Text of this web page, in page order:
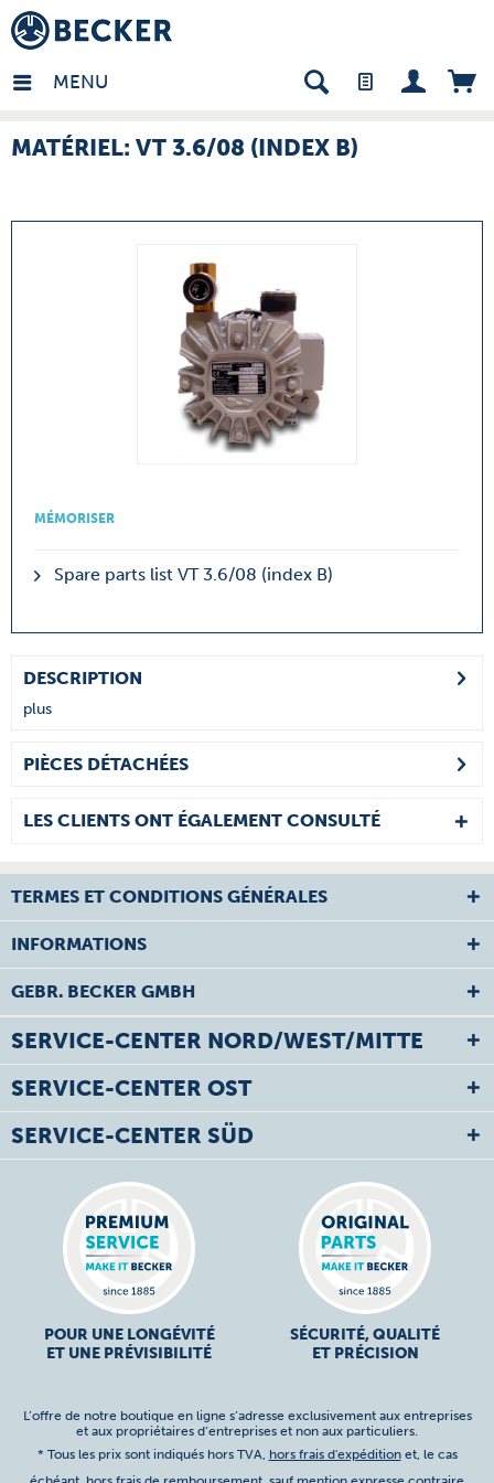
MENU
- FR
MATÉRIEL: VT 3.6/08 (INDEX B)
MÉMORISER
Spare parts list VT 3.6/08 (index B)
DESCRIPTION
plus
PIÈCES DÉTACHÉES
LES CLIENTS ONT ÉGALEMENT CONSULTÉ
TERMES ET CONDITIONS GÉNÉRALES
INFORMATIONS
GEBR. BECKER GMBH
SERVICE-CENTER NORD/WEST/MITTE
SERVICE-CENTER OST
SERVICE-CENTER SÜD
POUR UNE LONGÉVITÉ
ET UNE PRÉVISIBILITÉ
SÉCURITÉ, QUALITÉ
ET PRÉCISION
L’offre de notre boutique en ligne s’adresse exclusivement aux entreprises
et aux propriétaires d’entreprises et non aux particuliers.
* Tous les prix sont indiqués hors TVA, hors frais d'expéditionet, le cas